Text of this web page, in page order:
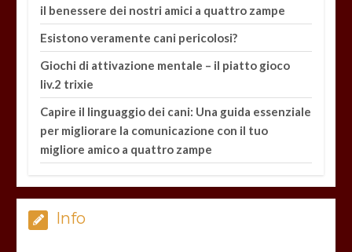
il benessere dei nostri amici a quattro zampe
Esistono veramente cani pericolosi?
Giochi di attivazione mentale – il piatto gioco
liv.2 trixie
Capire il linguaggio dei cani: Una guida essenziale
per migliorare la comunicazione con il tuo
migliore amico a quattro zampe
Info